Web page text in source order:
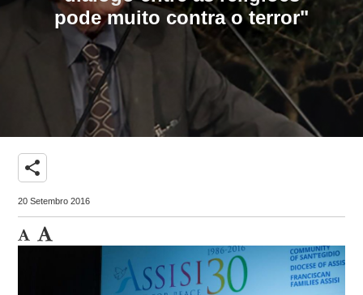
pode muito contra o terror"
share
20 Setembro 2016